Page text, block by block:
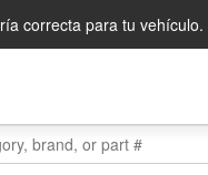
correcta para tu vehículo.